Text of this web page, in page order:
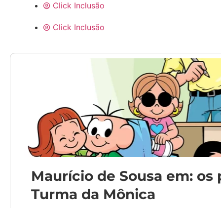
Click Inclusão
Click Inclusão
Maurício de Sousa em: os
Turma da Mônica